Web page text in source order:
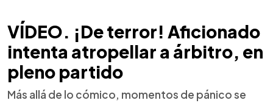
VÍDEO. ¡De terror! Aficionado
intenta atropellar a árbitro, en
pleno partido
Más allá de lo cómico, momentos de pánico se